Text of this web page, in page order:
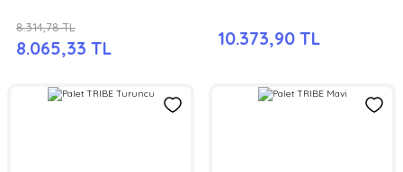
8.065,33 TL
8.314,78 TL 10.373,90 TL